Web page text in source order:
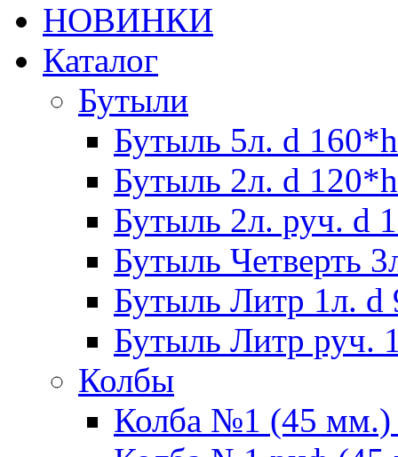
НОВИНКИ
Каталог
Бутыли
Бутыль 5л. d
Бутыль 2л. d
Бутыль 2л. руч. d
Бутыль Четверть
Бутыль Литр 1л.
Бутыль Литр руч.
Колбы
Колба №1 (45 мм.)